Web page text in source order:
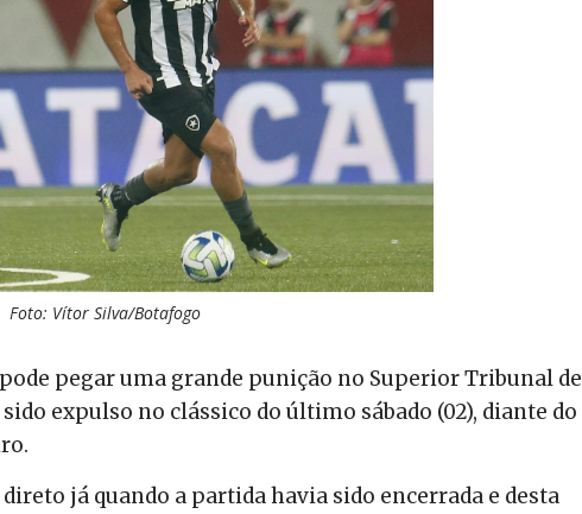
Foto: Vítor Silva/Botafogo
pegar uma grande punição no Superior Tribunal de
expulso no clássico do último sábado (02), diante do
já quando a partida havia sido encerrada e desta